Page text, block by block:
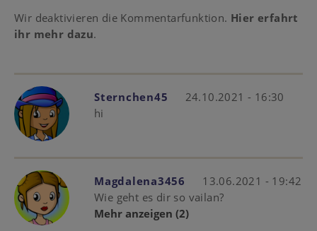
Wir deaktivieren die Kommentarfunktion. Hier erfahrt
ihr mehr dazu.
Sternchen45
24.10.2021 - 16:30
hi
Magdalena3456
13.06.2021 - 19:42
Wie geht es dir so vailan?
Mehr anzeigen (2)